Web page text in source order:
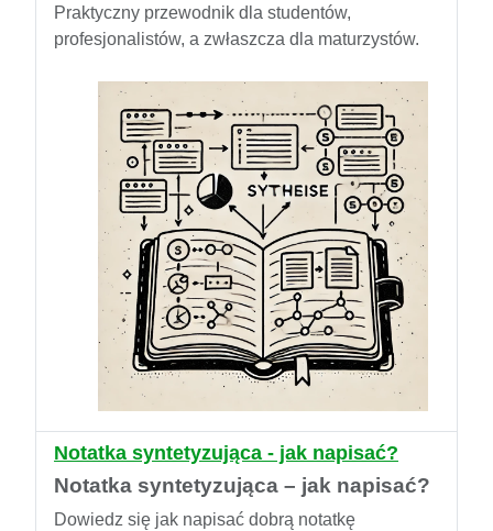
Praktyczny przewodnik dla studentów,
profesjonalistów, a zwłaszcza dla maturzystów.
Notatka syntetyzująca - jak napisać?
Notatka syntetyzująca – jak napisać?
Dowiedz się jak napisać dobrą notatkę